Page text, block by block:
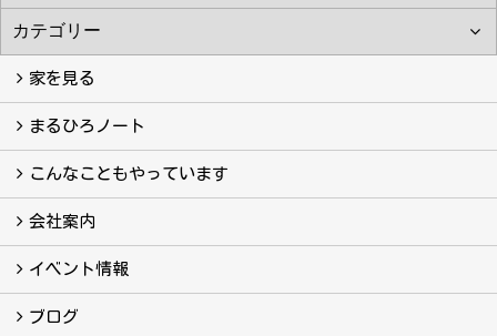
家を見る
フォトギャラリー
現場レポート
完工事例
お客様の声
まるひろノート
真っ直ぐの家づくり
自慢の大工たち
こだわりの自然素材
快適な家のエッセンス
注文住宅ができるまで
こんなこともやっています
こんなこともやっています
会社案内
会社案内
まるひろの人
スタッフ紹介
プライバシーポリシー
イベント情報
イベント予告
イベント報告
ブログ